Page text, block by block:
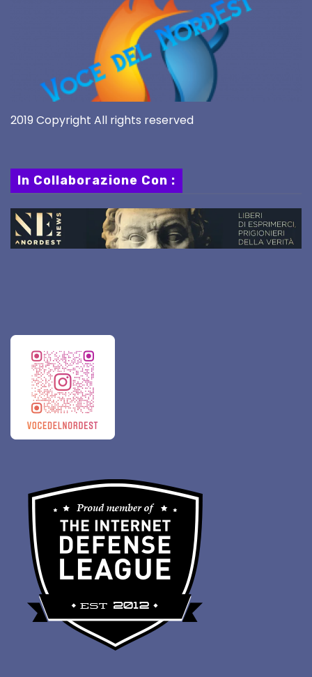
2019 Copyright All rights reserved
In Collaborazione Con :